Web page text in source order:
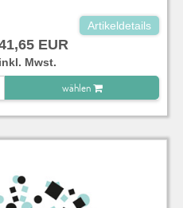
Artikeldetails
EUR
inkl. Mwst.
wählen
hinzugefügt.